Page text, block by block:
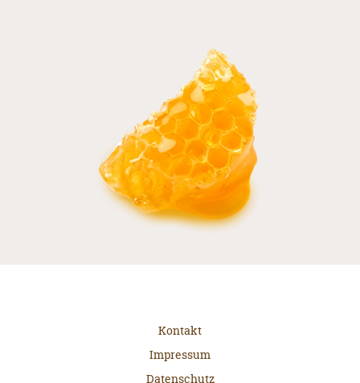
Kontakt
Impressum
Datenschutz